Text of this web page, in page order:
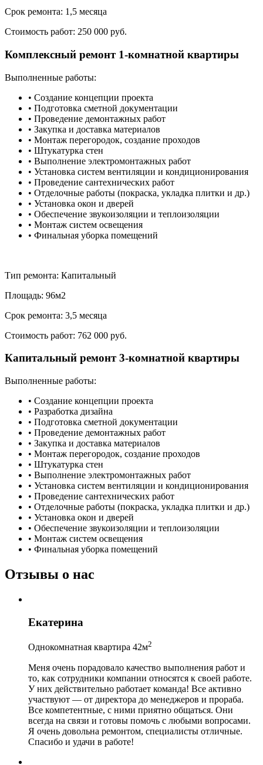
Срок ремонта: 1,5 месяца
Стоимость работ: 250 000 руб.
Комплексный ремонт 1-комнатной квартиры
Выполненные работы:
• Создание концепции проекта
• Подготовка сметной документации
• Проведение демонтажных работ
• Закупка и доставка материалов
• Монтаж перегородок, создание проходов
• Штукатурка стен
• Выполнение электромонтажных работ
• Установка систем вентиляции и кондиционирования
• Проведение сантехнических работ
• Отделочные работы (покраска, укладка плитки и др.)
• Установка окон и дверей
• Обеспечение звукоизоляции и теплоизоляции
• Монтаж систем освещения
• Финальная уборка помещений
Тип ремонта: Капитальный
Площадь: 96м2
Срок ремонта: 3,5 месяца
Стоимость работ: 762 000 руб.
Капитальный ремонт 3-комнатной квартиры
Выполненные работы:
• Создание концепции проекта
• Разработка дизайна
• Подготовка сметной документации
• Проведение демонтажных работ
• Закупка и доставка материалов
• Монтаж перегородок, создание проходов
• Штукатурка стен
• Выполнение электромонтажных работ
• Установка систем вентиляции и кондиционирования
• Проведение сантехнических работ
• Отделочные работы (покраска, укладка плитки и др.)
• Установка окон и дверей
• Обеспечение звукоизоляции и теплоизоляции
• Монтаж систем освещения
• Финальная уборка помещений
Отзывы о нас
Екатерина
Однокомнатная квартира 42м2
Меня очень порадовало качество выполнения работ и
то, как сотрудники компании относятся к своей работе.
У них действительно работает команда! Все активно
участвуют — от директора до менеджеров и прораба.
Все компетентные, с ними приятно общаться. Они
всегда на связи и готовы помочь с любыми вопросами.
Я очень довольна ремонтом, специалисты отличные.
Спасибо и удачи в работе!